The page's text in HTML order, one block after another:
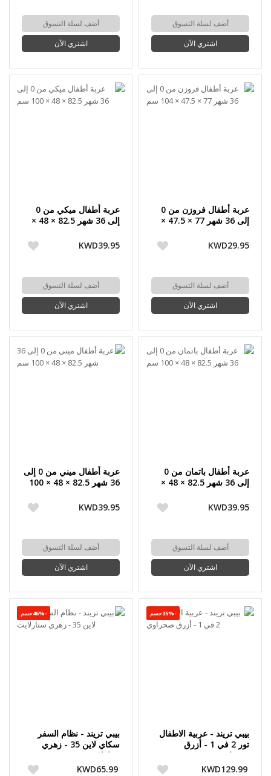
أضف لسلة التسوق
اشتري الآن
أضف لسلة التسوق
اشتري الآن
عربة أطفال فروزن من 0
إلى 36 شهر 77 × 47.5 ×
KWD29.95
أضف لسلة التسوق
اشتري الآن
عربة أطفال ميكي من 0
إلى 36 شهر 82.5 × 48 ×
KWD39.95
أضف لسلة التسوق
اشتري الآن
عربة أطفال باتمان من 0
إلى 36 شهر 82.5 × 48 ×
KWD39.95
أضف لسلة التسوق
اشتري الآن
عربة أطفال ميني من 0 إلى
36 شهر 82.5 × 48 × 100
KWD39.95
أضف لسلة التسوق
اشتري الآن
-35%حسم
بيبي تريند - عربية الاطفال
تور 2 في 1 - أزرق
صحراوي
KWD129.99
-46%حسم
بيبي تريند - نظام السفر
سكاي لاين 35 - زهري
ستارلايت
KWD65.99